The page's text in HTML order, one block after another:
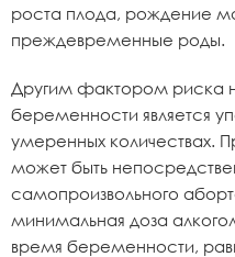
роста плода, рождение
преждевременные роды.
Другим фактором риска
беременности является
умеренных количествах.
может быть
самопроизвольного
минимальная доза
время беременности,